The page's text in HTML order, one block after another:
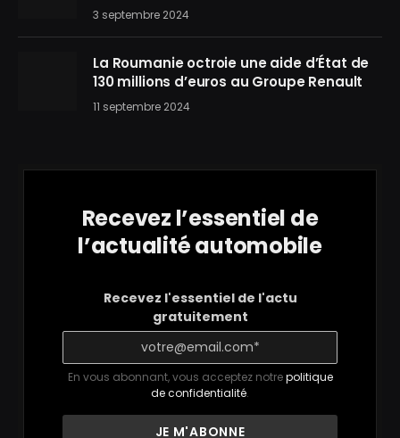
3 septembre 2024
La Roumanie octroie une aide d’État de
130 millions d’euros au Groupe Renault
11 septembre 2024
Recevez l’essentiel de
l’actualité automobile
Recevez l'essentiel de l'actu
gratuitement
En vous abonnant, vous acceptez notrepolitique
de confidentialité.